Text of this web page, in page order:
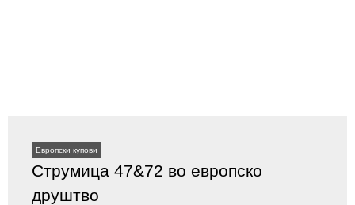
Европски купови
Струмица 47&72 во европско
друштво